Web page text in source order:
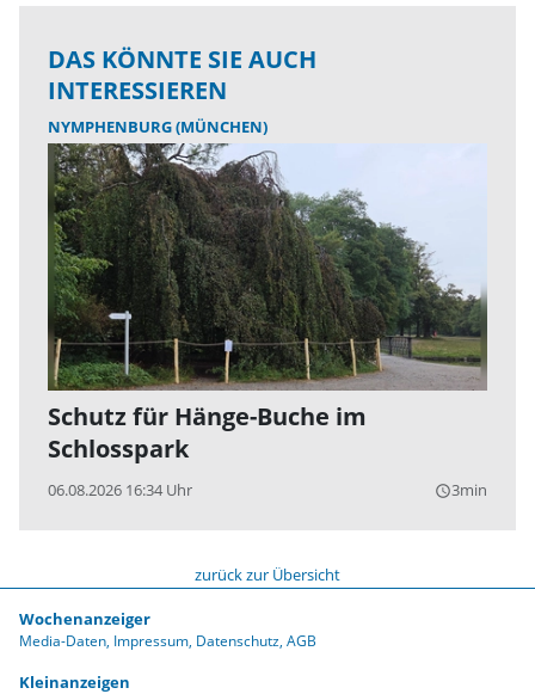
DAS KÖNNTE SIE AUCH
INTERESSIEREN
NYMPHENBURG (MÜNCHEN)
Schutz für Hänge-Buche im
Schlosspark
06.08.2026 16:34 Uhr query_builder3min
zurück zur Übersicht
Wochenanzeiger
Media-Daten Impressum Datenschutz AGB
Kleinanzeigen